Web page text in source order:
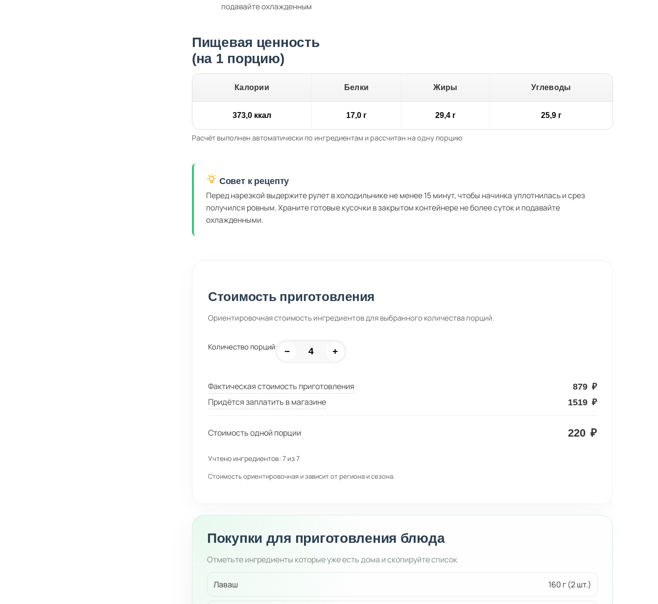
подавайте охлажденным
Пищевая ценность
(на 1 порцию)
Калории Белки Жиры Углеводы
373,0 ккал 17,0 г 29,4 г 25,9 г
Расчёт выполнен автоматически по ингредиентам и рассчитан на одну порцию
Совет к рецепту
Перед нарезкой выдержите рулет в холодильнике не менее 15 минут, чтобы начинка уплотнилась и срез
получился ровным. Храните готовые кусочки в закрытом контейнере не более суток и подавайте
охлажденными.
Стоимость приготовления
Ориентировочная стоимость ингредиентов для выбранного количества порций.
Количество порций − +
Фактическая стоимость приготовления 879 ₽
Придётся заплатить в магазине 1519 ₽
Стоимость одной порции 220 ₽
Учтено ингредиентов: 7 из7
Стоимость ориентировочная и зависит от региона и сезона.
Покупки для приготовления блюда
Отметьте ингредиенты которые уже есть дома и скопируйте список
Лаваш 160 г (2 шт.)